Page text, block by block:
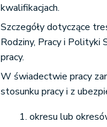
kwalifikacjach.
Szczegóły dotyczące
Rodziny, Pracy i Polityki
pracy.
W świadectwie pracy
stosunku pracy i z
okresu lub